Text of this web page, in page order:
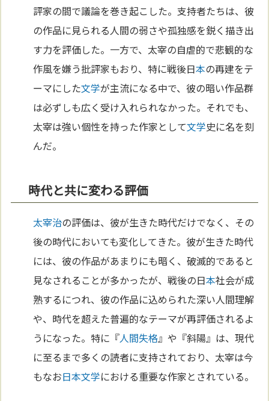
評家の間で議論を巻き起こした。支持者たちは、彼
の作品に見られる人間の弱さや孤独感を鋭く描き出
す力を評価した。一方で、太宰の自虐的で悲観的な
作風を嫌う批評家もおり、特に戦後日本の再建をテ
ーマにした文学が主流になる中で、彼の暗い作品群
は必ずしも広く受け入れられなかった。それでも、
太宰は強い個性を持った作家として文学史に名を刻
んだ。
時代と共に変わる評価
太宰治の評価は、彼が生きた時代だけでなく、その
後の時代においても変化してきた。彼が生きた時代
には、彼の作品があまりにも暗く、破滅的であると
見なされることが多かったが、戦後の日本社会が成
熟するにつれ、彼の作品に込められた深い人間理解
や、時代を超えた普遍的なテーマが再評価されるよ
うになった。特に『人間失格』や『斜陽』は、現代
に至るまで多くの読者に支持されており、太宰は今
もなお日本文学における重要な作家とされている。